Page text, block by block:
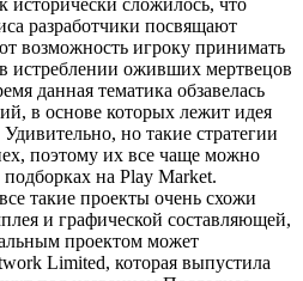
разработчики посвящают
возможность игроку принимать
истреблении оживших мертвецов
данная тематика обзавелась
в основе которых лежит идея
но такие стратегии
поэтому их все чаще можно
на Play Market.
такие проекты очень схожи
и графической составляющей,
проектом может
Limited, которая выпустила